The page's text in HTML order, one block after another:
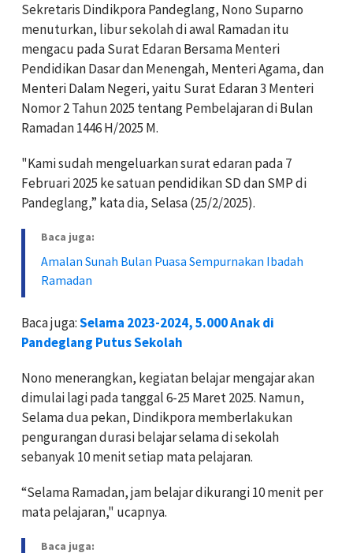
Sekretaris Dindikpora Pandeglang, Nono Suparno
menuturkan, libur sekolah di awal Ramadan itu
mengacu pada Surat Edaran Bersama Menteri
Pendidikan Dasar dan Menengah, Menteri Agama, dan
Menteri Dalam Negeri, yaitu Surat Edaran 3 Menteri
Nomor 2 Tahun 2025 tentang Pembelajaran di Bulan
Ramadan 1446 H/2025 M.
"Kami sudah mengeluarkan surat edaran pada 7
Februari 2025 ke satuan pendidikan SD dan SMP di
Pandeglang,” kata dia, Selasa (25/2/2025).
Baca juga:
Amalan Sunah Bulan Puasa Sempurnakan Ibadah
Ramadan
Baca juga:Selama 2023-2024, 5.000 Anak di
Pandeglang Putus Sekolah
Nono menerangkan, kegiatan belajar mengajar akan
dimulai lagi pada tanggal 6-25 Maret 2025. Namun,
Selama dua pekan, Dindikpora memberlakukan
pengurangan durasi belajar selama di sekolah
sebanyak 10 menit setiap mata pelajaran.
“Selama Ramadan, jam belajar dikurangi 10 menit per
mata pelajaran," ucapnya.
Baca juga: